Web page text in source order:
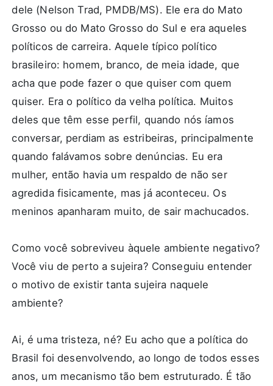
dele (Nelson Trad, PMDB/MS). Ele era do Mato
Grosso ou do Mato Grosso do Sul e era aqueles
políticos de carreira. Aquele típico político
brasileiro: homem, branco, de meia idade, que
acha que pode fazer o que quiser com quem
quiser. Era o político da velha política. Muitos
deles que têm esse perfil, quando nós íamos
conversar, perdiam as estribeiras, principalmente
quando falávamos sobre denúncias. Eu era
mulher, então havia um respaldo de não ser
agredida fisicamente, mas já aconteceu. Os
meninos apanharam muito, de sair machucados.
Como você sobreviveu àquele ambiente negativo?
Você viu de perto a sujeira? Conseguiu entender
o motivo de existir tanta sujeira naquele
ambiente?
Ai, é uma tristeza, né? Eu acho que a política do
Brasil foi desenvolvendo, ao longo de todos esses
anos, um mecanismo tão bem estruturado. É tão